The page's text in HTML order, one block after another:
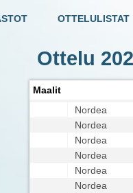
OTTELULISTAT
Ottelu
Maalit
Nordea
Nordea
Nordea
Nordea
Nordea
Nordea